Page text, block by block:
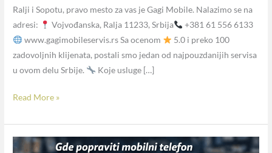
Ralji i Sopotu, pravo mesto za vas je Gagi Mobile. Nalazimo se na
adresi:
Vojvođanska, Ralja 11233, Srbija
+381 61 556 6133
www.gagimobileservis.rs Sa ocenom
5.0 i preko 100
zadovoljnih klijenata, postali smo jedan od najpouzdanijih servisa
u ovom delu Srbije.
Koje usluge […]
Read More »
Gde